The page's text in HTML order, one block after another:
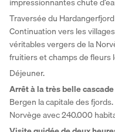
Traversée du
Continuation vers les
véritables vergers de la
fruitiers et champs de fleurs
Déjeuner.
Arrêt à la très belle
Bergen la capitale des
Norvège avec 240.000